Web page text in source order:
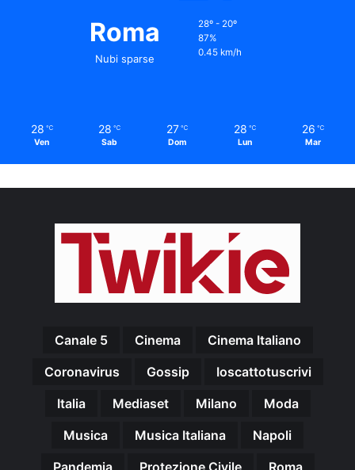
Roma
Nubi sparse
28º - 20º
87%
0.45 km/h
28 ℃
Ven
28 ℃
Sab
27 ℃
Dom
28 ℃
Lun
26 ℃
Mar
Canale 5 Cinema
Cinema Italiano
Coronavirus
Gossip
Ioscattotuscrivi
Italia
Mediaset Milano
Moda
Musica
Musica Italiana
Napoli